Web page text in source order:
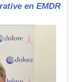
en EMDR